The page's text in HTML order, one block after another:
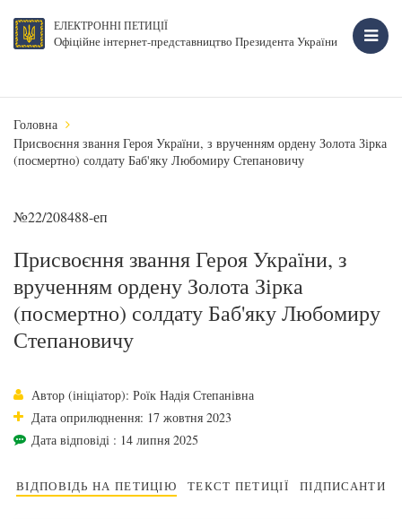
ЕЛЕКТРОННІ ПЕТИЦІЇ
Офіційне інтернет-представництво Президента України
Головна
Присвоєння звання Героя України, з врученням ордену Золота Зірка
(посмертно) солдату Баб'яку Любомиру Степановичу
№22/208488-еп
Присвоєння звання Героя України, з
врученням ордену Золота Зірка
(посмертно) солдату Баб'яку Любомиру
Степановичу
Автор (ініціатор): Роїк Надія Степанівна
Дата оприлюднення: 17 жовтня 2023
Дата відповіді : 14 липня 2025
ВІДПОВІДЬ НА ПЕТИЦІЮ ТЕКСТ ПЕТИЦІЇ ПІДПИСАНТИ